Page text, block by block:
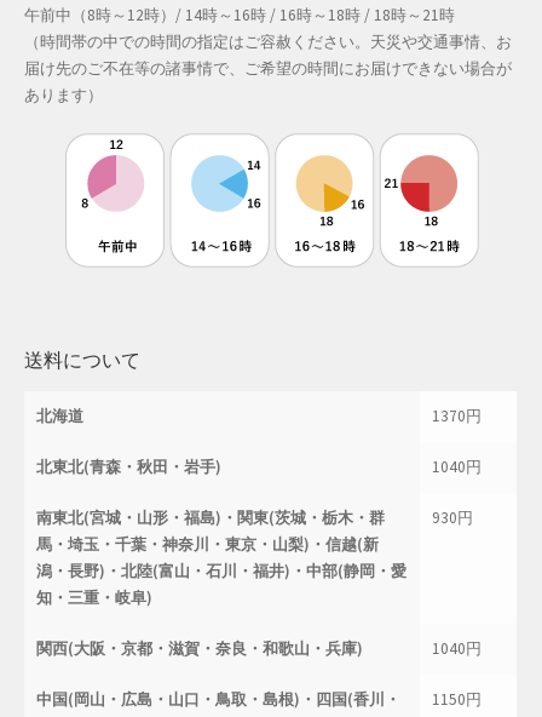
新着
春の新生活応援
春服ファッション特集
秋服ファッション特集
購入手続き
返金および返品ポリシー
配送状況の確認
配送状況の確認2
午前中（8時～12時）/ 14時～16時 / 16時～18時 / 18時～21時
（時間帯の中での時間の指定はご容赦ください。天災や交通事情、お
届け先のご不在等の諸事情で、ご希望の時間にお届けできない場合が
あります）
送料について
北海道 1370円
北東北(青森・秋田・岩手) 1040円
南東北(宮城・山形・福島)・関東(茨城・栃木・群
馬・埼玉・千葉・神奈川・東京・山梨)・信越(新
潟・長野)・北陸(富山・石川・福井)・中部(静岡・愛
知・三重・岐阜)
930円
関西(大阪・京都・滋賀・奈良・和歌山・兵庫) 1040円
中国(岡山・広島・山口・鳥取・島根)・四国(香川・
1150円